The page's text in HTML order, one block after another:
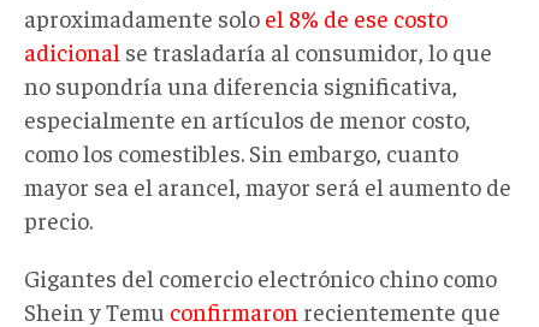
aproximadamente solo el 8% de ese costo
adicional se trasladaría al consumidor, lo que
no supondría una diferencia significativa,
especialmente en artículos de menor costo,
como los comestibles. Sin embargo, cuanto
mayor sea el arancel, mayor será el aumento de
precio.
Gigantes del comercio electrónico chino como
Shein y Temu confirmaron recientemente que